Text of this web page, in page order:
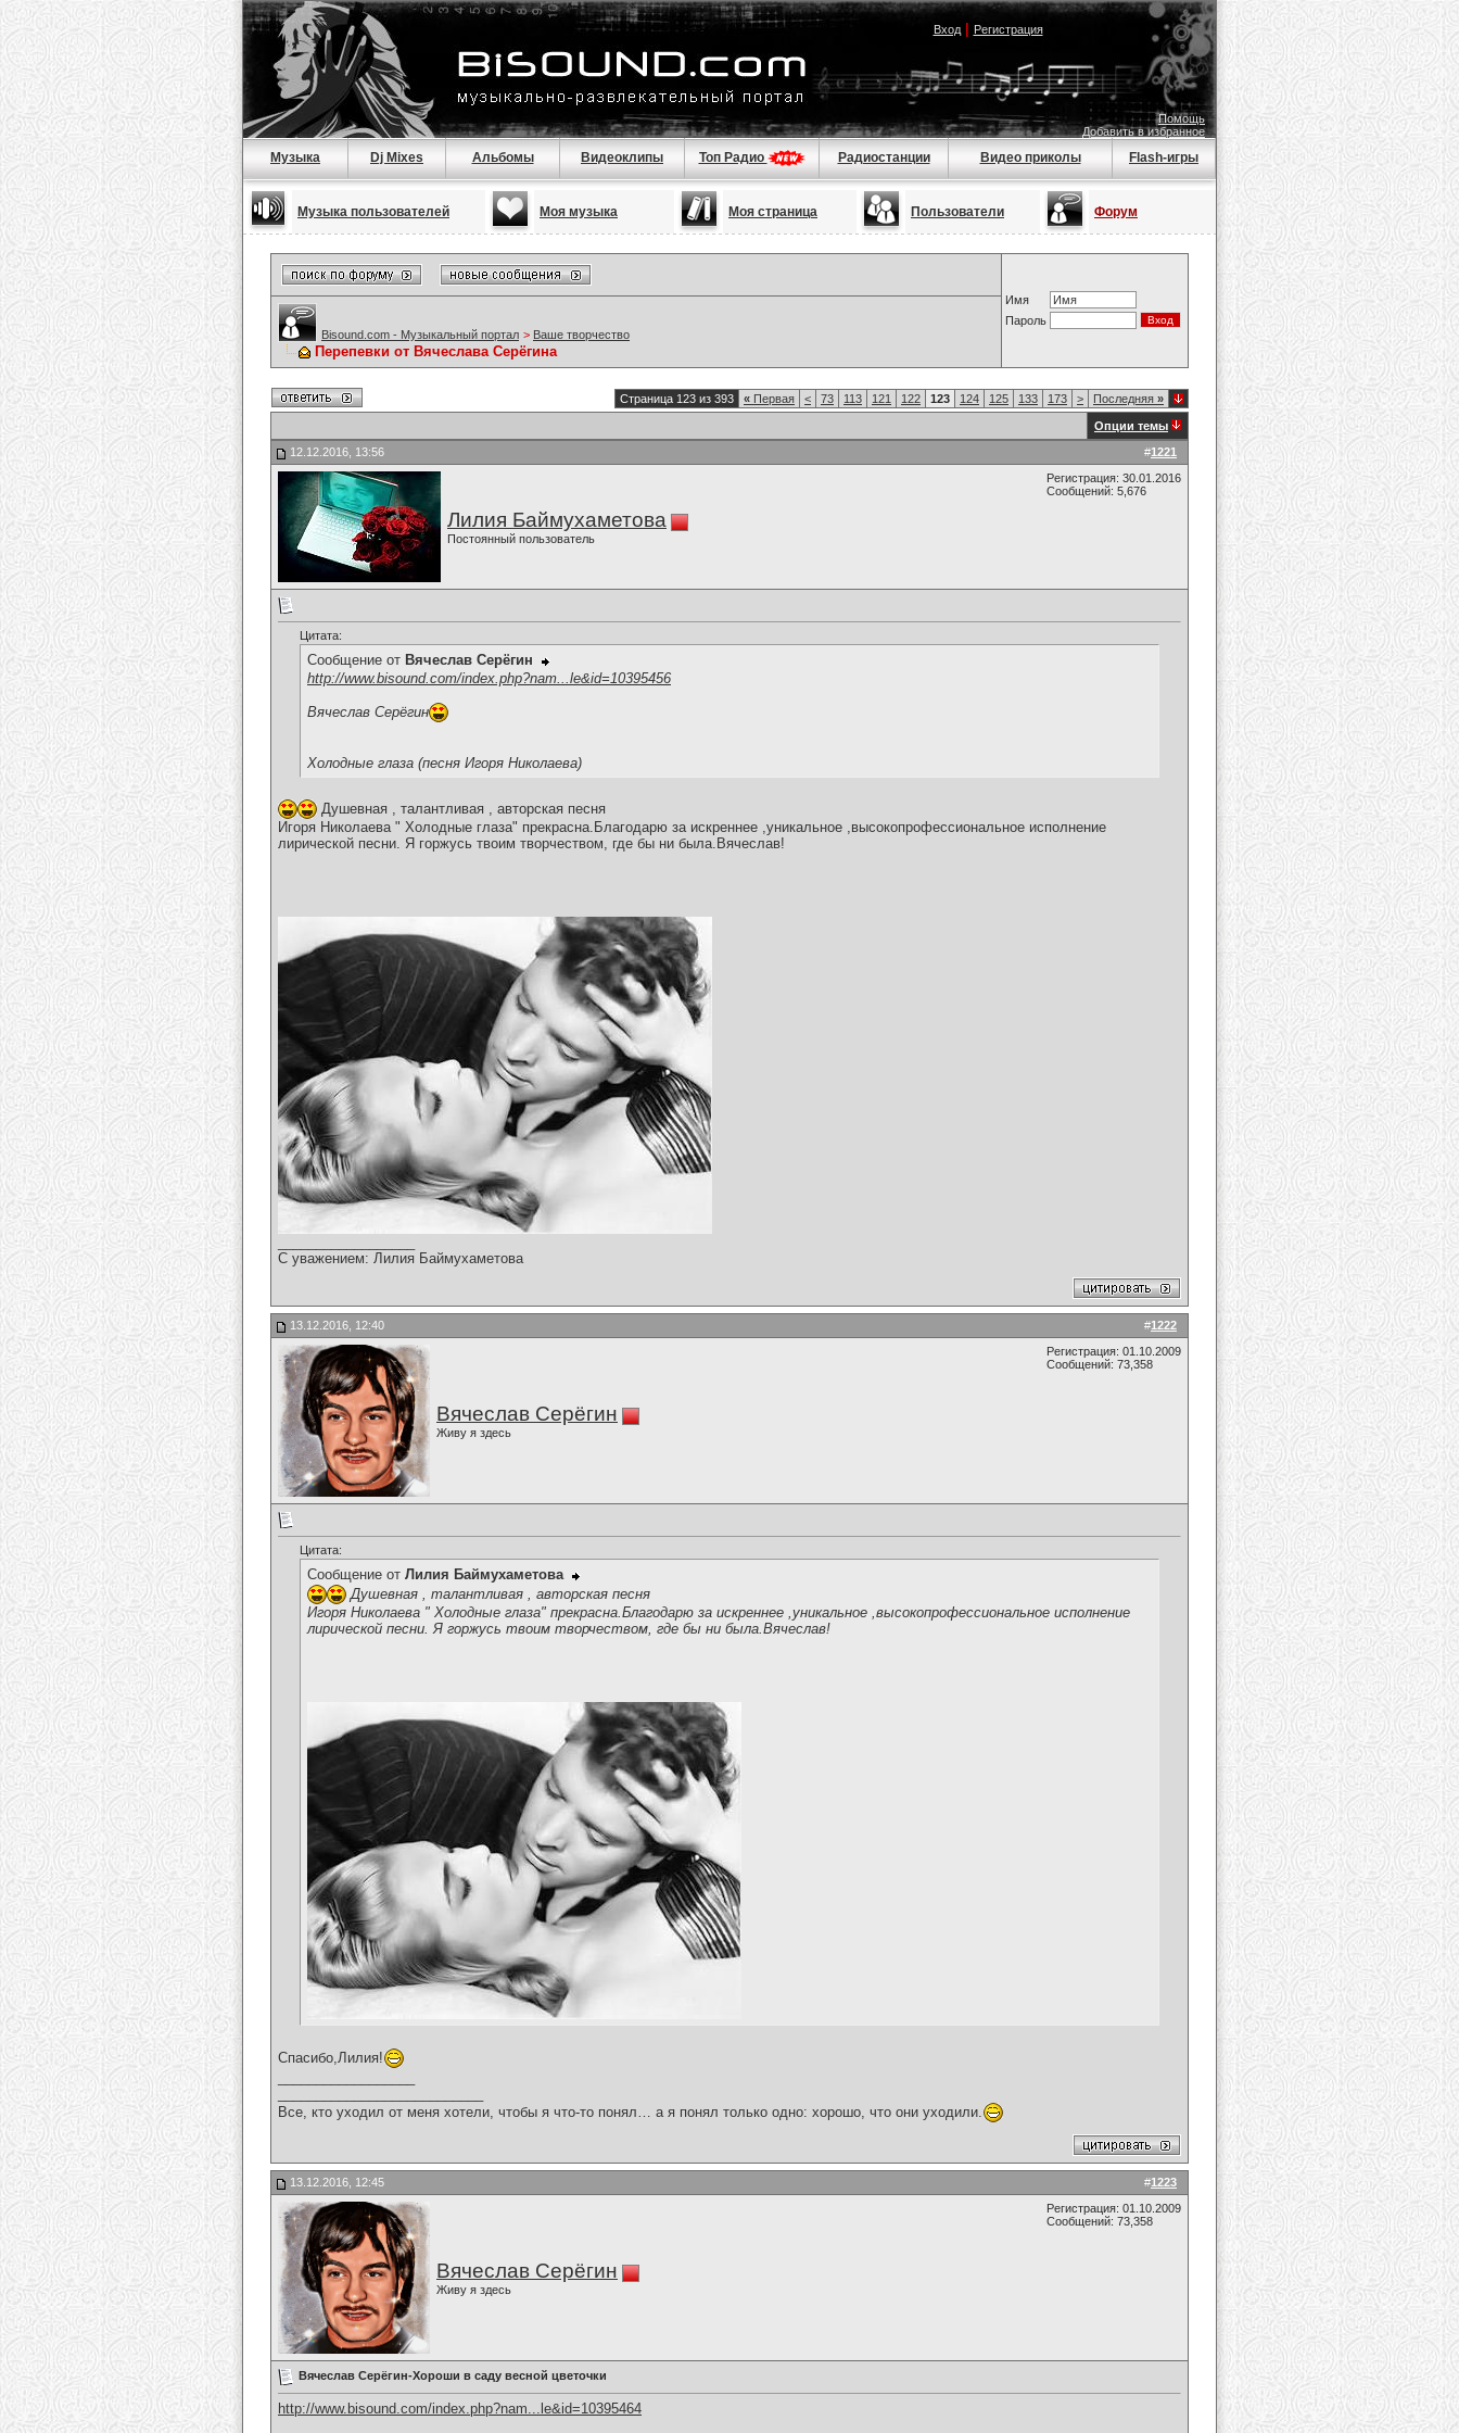
Вход| Регистрация
Помощь
Добавить в избранное
Музыка Dj Mixes Альбомы Видеоклипы Топ Радио Радиостанции Видео приколы Flash-игры
Музыка пользователей Моя музыка Моя страница Пользователи Форум
Имя
Пароль
Bisound.com - Музыкальный портал > Ваше творчество
Перепевки от Вячеслава Серёгина
Страница 123 из 393 « Первая < 73 113 121 122 123 124 125 133 173 > Последняя »
Опции темы
#1221
12.12.2016, 13:56
Лилия Баймухаметова
Постоянный пользователь
Регистрация: 30.01.2016
Сообщений: 5,676
Цитата:
Сообщение от Вячеслав Серёгин
http://www.bisound.com/index.php?nam...le&id=10395456
Вячеслав Серёгин
Холодные глаза (песня Игоря Николаева)
Душевная , талантливая , авторская песня
Игоря Николаева " Холодные глаза" прекрасна.Благодарю за искреннее ,уникальное ,высокопрофессиональное исполнение
лирической песни. Я горжусь твоим творчеством, где бы ни была.Вячеслав!
С уважением: Лилия Баймухаметова
#1222
13.12.2016, 12:40
Вячеслав Серёгин
Живу я здесь
Регистрация: 01.10.2009
Сообщений: 73,358
Цитата:
Сообщение от Лилия Баймухаметова
Душевная , талантливая , авторская песня
Игоря Николаева " Холодные глаза" прекрасна.Благодарю за искреннее ,уникальное ,высокопрофессиональное исполнение
лирической песни. Я горжусь твоим творчеством, где бы ни была.Вячеслав!
Спасибо,Лилия!
Все, кто уходил от меня хотели, чтобы я что-то понял… а я понял только одно: хорошо, что они уходили.
#1223
13.12.2016, 12:45
Вячеслав Серёгин
Живу я здесь
Регистрация: 01.10.2009
Сообщений: 73,358
Вячеслав Серёгин-Хороши в саду весной цветочки
http://www.bisound.com/index.php?nam...le&id=10395464